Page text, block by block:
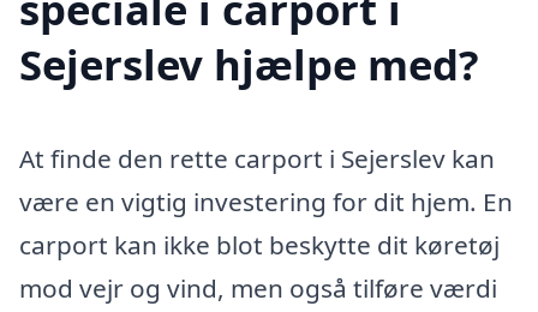
Sejerslev hjælpe med?
At finde den rette carport i Sejerslev kan
være en vigtig investering for dit hjem. En
carport kan ikke blot beskytte dit køretøj
mod vejr og vind, men også tilføre værdi